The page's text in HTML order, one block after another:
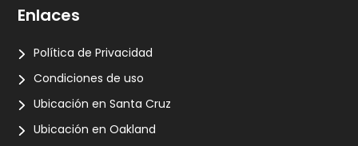
Enlaces
Política de Privacidad
Condiciones de uso
Ubicación en Santa Cruz
Ubicación en Oakland